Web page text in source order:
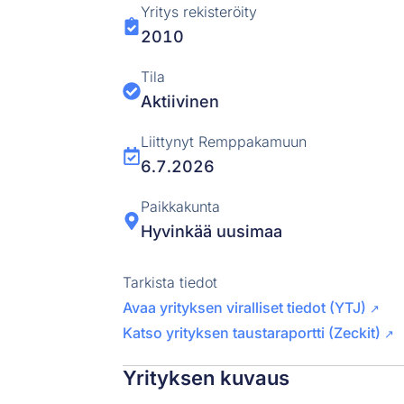
Yritys rekisteröity
2010
Tila
Aktiivinen
Liittynyt Remppakamuun
6.7.2026
Paikkakunta
Hyvinkää uusimaa
Tarkista tiedot
Avaa yrityksen viralliset tiedot (YTJ) ↗
Katso yrityksen taustaraportti (Zeckit) ↗
Yrityksen kuvaus